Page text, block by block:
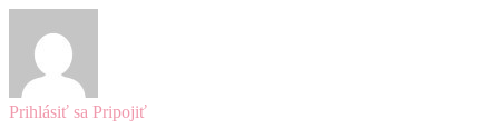
Prihlásiť sa Pripojiť